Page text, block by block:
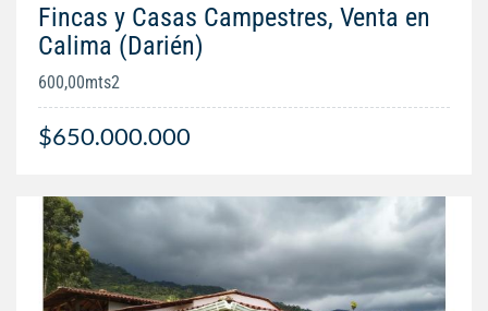
Fincas y Casas Campestres, Venta en
Calima (Darién)
600,00mts2
$650.000.000